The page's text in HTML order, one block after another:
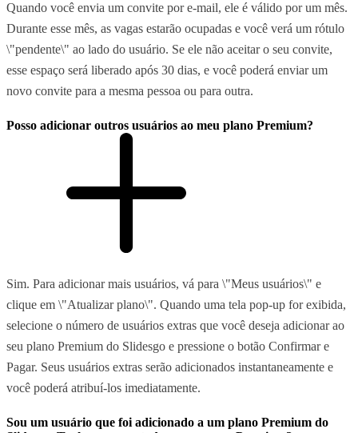
Quando você envia um convite por e-mail, ele é válido por um mês.
Durante esse mês, as vagas estarão ocupadas e você verá um rótulo
\"pendente\" ao lado do usuário. Se ele não aceitar o seu convite,
esse espaço será liberado após 30 dias, e você poderá enviar um
novo convite para a mesma pessoa ou para outra.
Posso adicionar outros usuários ao meu plano Premium?
Sim. Para adicionar mais usuários, vá para \"Meus usuários\" e
clique em \"Atualizar plano\". Quando uma tela pop-up for exibida,
selecione o número de usuários extras que você deseja adicionar ao
seu plano Premium do Slidesgo e pressione o botão Confirmar e
Pagar. Seus usuários extras serão adicionados instantaneamente e
você poderá atribuí-los imediatamente.
Sou um usuário que foi adicionado a um plano Premium do